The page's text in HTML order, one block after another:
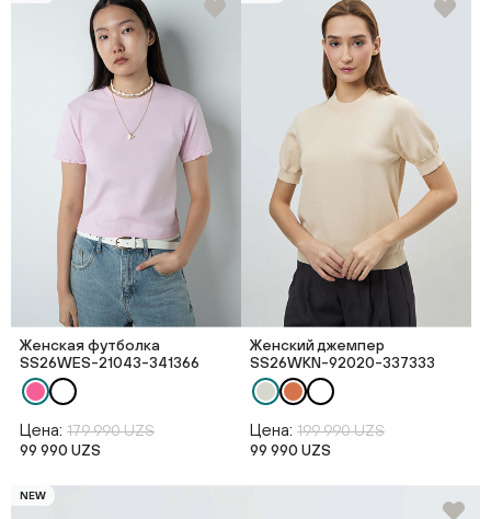
Женская футболка
SS26WES-21043-341366
Цена: 179 990 UZS
99 990 UZS
Женский джемпер
SS26WKN-92020-337333
Цена: 199 990 UZS
99 990 UZS
NEW